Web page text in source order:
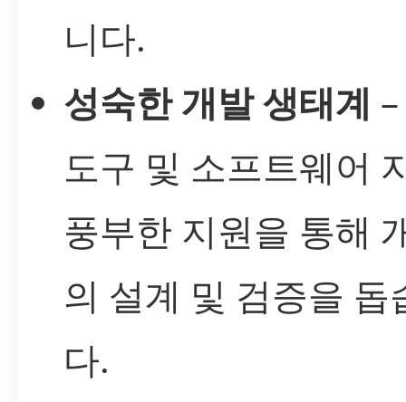
니다.
성숙한 개발 생태계
도구 및 소프트웨어
풍부한 지원을 통해
의 설계 및 검증을 돕
다.